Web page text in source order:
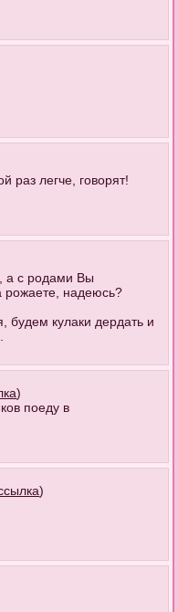
раз легче, говорят!
а с родами Вы
рожаете, надеюсь?
будем кулаки дердать и
)
поеду в
)